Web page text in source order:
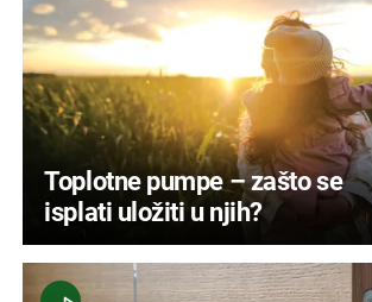
Toplotne pumpe – zašto se
isplati uložiti u njih?